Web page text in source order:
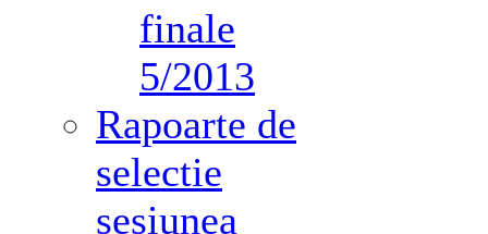
finale
5/2013
Rapoarte de
selectie
sesiunea